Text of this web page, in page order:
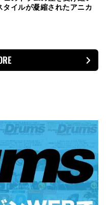
イルが凝縮されたアニカ